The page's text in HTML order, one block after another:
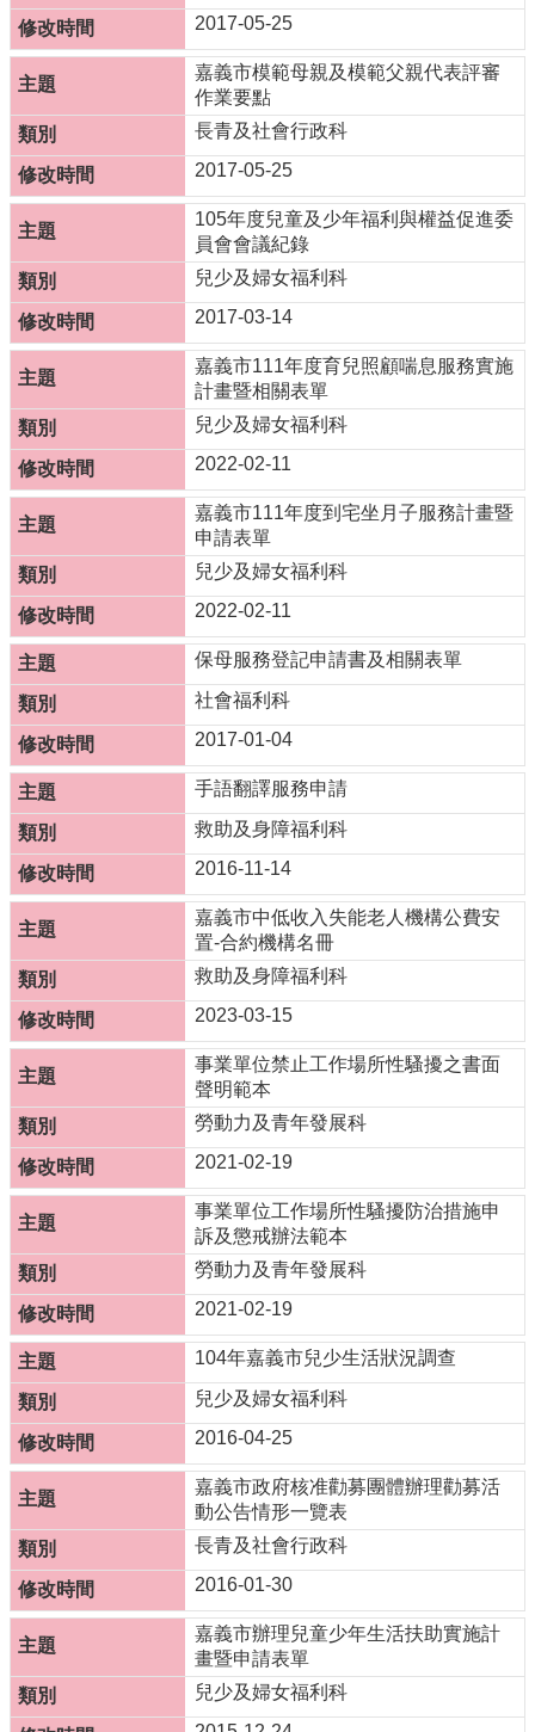
表
單
下
防
災
專
區
網
站
導
回
首
頁
聯
絡
訊
嘉
義
市
政
府
社
會
處
FB
2017-05-25
嘉義市模範母親及模範父親代表評審
作業要點
長青及社會行政科
2017-05-25
105年度兒童及少年福利與權益促進委
員會會議紀錄
兒少及婦女福利科
2017-03-14
嘉義市111年度育兒照顧喘息服務實施
計畫暨相關表單
兒少及婦女福利科
2022-02-11
嘉義市111年度到宅坐月子服務計畫暨
申請表單
兒少及婦女福利科
2022-02-11
保母服務登記申請書及相關表單
社會福利科
2017-01-04
手語翻譯服務申請
救助及身障福利科
2016-11-14
嘉義市中低收入失能老人機構公費安
置-合約機構名冊
救助及身障福利科
2023-03-15
事業單位禁止工作場所性騷擾之書面
聲明範本
勞動力及青年發展科
2021-02-19
事業單位工作場所性騷擾防治措施申
訴及懲戒辦法範本
勞動力及青年發展科
2021-02-19
104年嘉義市兒少生活狀況調查
兒少及婦女福利科
2016-04-25
嘉義市政府核准勸募團體辦理勸募活
動公告情形一覽表
長青及社會行政科
2016-01-30
嘉義市辦理兒童少年生活扶助實施計
畫暨申請表單
兒少及婦女福利科